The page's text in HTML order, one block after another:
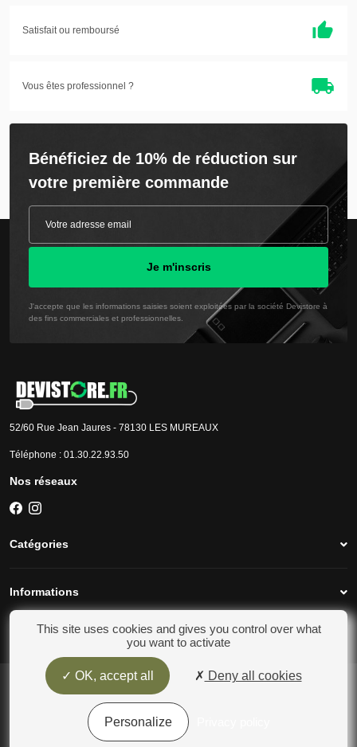
Satisfait ou remboursé
Vous êtes professionnel ?
Bénéficiez de 10% de réduction sur
votre première commande
Je m'inscris
J'accepte que les informations saisies soient exploitées par la société Devistore à
des fins commerciales et professionnelles.
52/60 Rue Jean Jaures - 78130 LES MUREAUX
Téléphone : 01.30.22.93.50
Nos réseaux
Catégories
Informations
Conditions générales de vente
Gestion des cookies
This site uses cookies and gives you control over what
you want to activate
OK, accept all Deny all cookies
Personalize